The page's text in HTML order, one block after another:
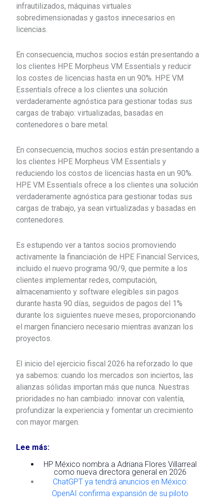
infrautilizados, máquinas virtuales
sobredimensionadas y gastos innecesarios en
licencias.
En consecuencia, muchos socios están presentando a
los clientes HPE Morpheus VM Essentials y reducir
los costes de licencias hasta en un 90%. HPE VM
Essentials ofrece a los clientes una solución
verdaderamente agnóstica para gestionar todas sus
cargas de trabajo: virtualizadas, basadas en
contenedores o bare metal.
En consecuencia, muchos socios están presentando a
los clientes HPE Morpheus VM Essentials y
reduciendo los costos de licencias hasta en un 90%.
HPE VM Essentials ofrece a los clientes una solución
verdaderamente agnóstica para gestionar todas sus
cargas de trabajo, ya sean virtualizadas y basadas en
contenedores.
Es estupendo ver a tantos socios promoviendo
activamente la financiación de HPE Financial Services,
incluido el nuevo programa 90/9, que permite a los
clientes implementar redes, computación,
almacenamiento y software elegibles sin pagos
durante hasta 90 días, seguidos de pagos del 1%
durante los siguientes nueve meses, proporcionando
el margen financiero necesario mientras avanzan los
proyectos.
El inicio del ejercicio fiscal 2026 ha reforzado lo que
ya sabemos: cuando los mercados son inciertos, las
alianzas sólidas importan más que nunca. Nuestras
prioridades no han cambiado: innovar con valentía,
profundizar la experiencia y fomentar un crecimiento
con mayor margen.
Lee más:
HP México nombra a Adriana Flores Villarreal
como nueva directora general en 2026
ChatGPT ya tendrá anuncios en México:
OpenAI confirma expansión de su piloto